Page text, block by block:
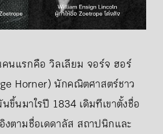
นแรกคือ วิลเลียม จอร์จ ฮอร์
Horner) นักคณิตศาสตร์ชาว
ขึ้นมาใรปี 1834 เดิมทีเขาตั้งชื่อ
งตามชื่อเดดาลัส สถาปนิกและ